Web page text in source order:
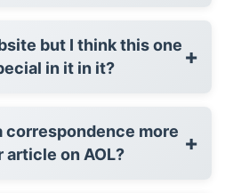
but I think this one
holds something special in it in it?
+
correspondence more
on AOL?
+